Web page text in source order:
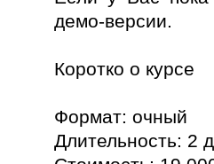
демо-версии.
Коротко о курсе
Формат: очный
Длительность: 2